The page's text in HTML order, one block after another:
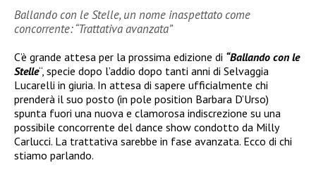
Ballando con le Stelle, un nome inaspettato come
concorrente: “Trattativa avanzata”
C’è grande attesa per la prossima edizione di “Ballando con le
Stelle“, specie dopo l’addio dopo tanti anni di Selvaggia
Lucarelli in giuria. In attesa di sapere ufficialmente chi
prenderà il suo posto (in pole position Barbara D’Urso)
spunta fuori una nuova e clamorosa indiscrezione su una
possibile concorrente del dance show condotto da Milly
Carlucci. La trattativa sarebbe in fase avanzata. Ecco di chi
stiamo parlando.